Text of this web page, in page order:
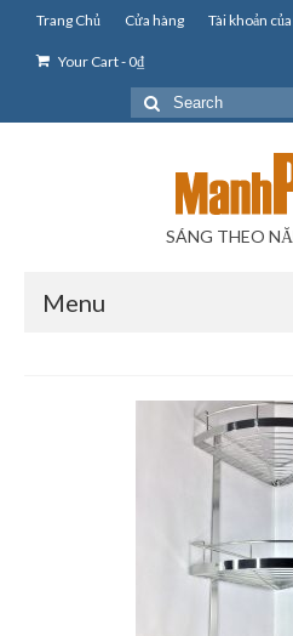
Trang Chủ Cửa hàng Tài khoản
Your Cart- 0₫
Search
for:
SÁNG THEO
Menu
Phụ Kiện Tủ Bếp Inox
Kệ Inox 304 Ly Chén
Giá Kệ Inox 304 Bếp